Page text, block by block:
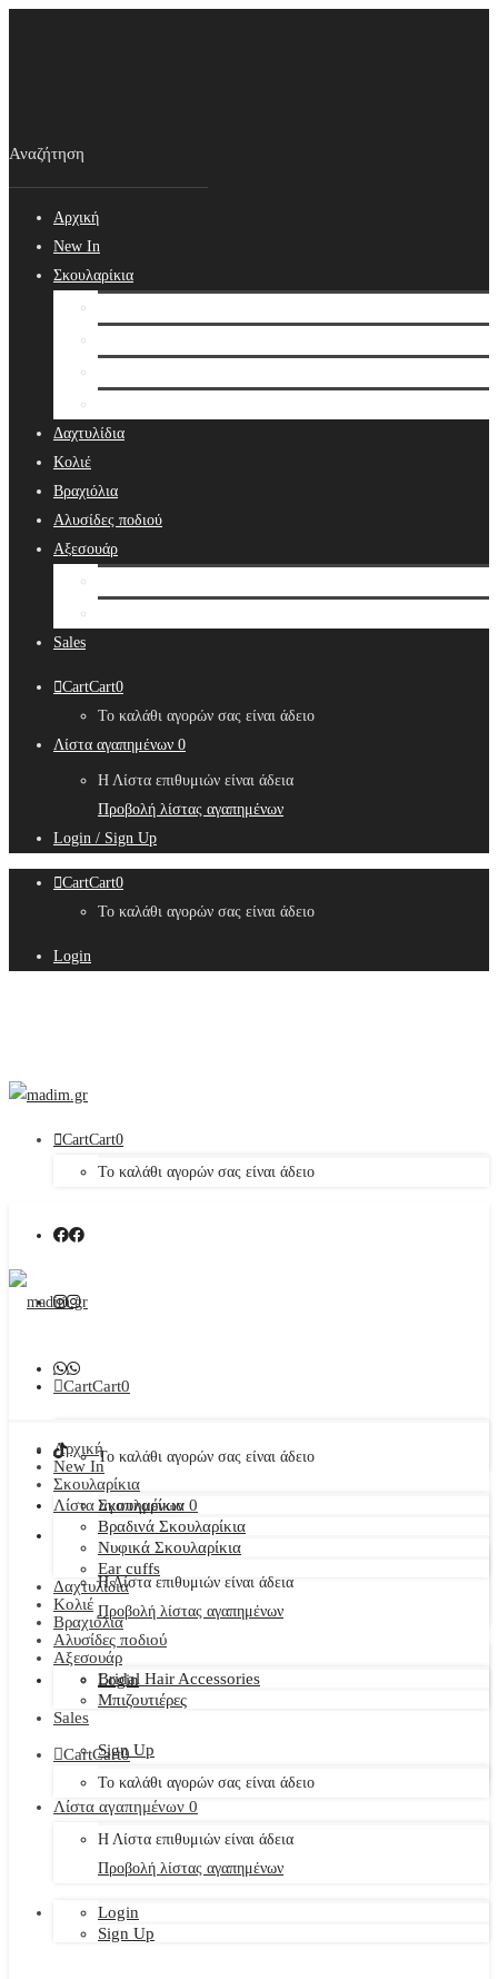
Αρχική
New In
Σκουλαρίκια
Δαχτυλίδια
Κολιέ
Βραχιόλια
Αλυσίδες ποδιού
Αξεσουάρ
Sales
CartCart0
Το καλάθι αγορών σας είναι άδειο
Λίστα αγαπημένων 0
Η Λίστα επιθυμιών είναι άδεια
Προβολή λίστας αγαπημένων
Login / Sign Up
CartCart0
Το καλάθι αγορών σας είναι άδειο
Login
CartCart0
Το καλάθι αγορών σας είναι άδειο
CartCart0
Το καλάθι αγορών σας είναι άδειο
Λίστα αγαπημένων 0
Η Λίστα επιθυμιών είναι άδεια
Προβολή λίστας αγαπημένων
Login
Sign Up
Αρχική
New In
Σκουλαρίκια
Σκουλαρίκια
Βραδινά Σκουλαρίκια
Νυφικά Σκουλαρίκια
Ear cuffs
Δαχτυλίδια
Κολιέ
Βραχιόλια
Αλυσίδες ποδιού
Αξεσουάρ
Bridal Hair Accessories
Μπιζουτιέρες
Sales
CartCart0
Το καλάθι αγορών σας είναι άδειο
Λίστα αγαπημένων 0
Η Λίστα επιθυμιών είναι άδεια
Προβολή λίστας αγαπημένων
Login
Sign Up